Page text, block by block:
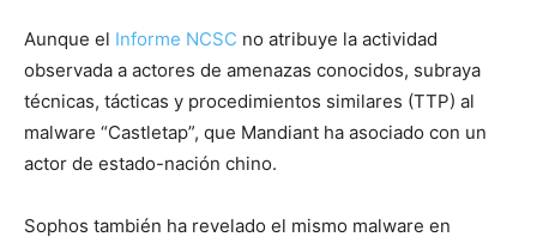
Aunque el Informe NCSC no atribuye la actividad
observada a actores de amenazas conocidos, subraya
técnicas, tácticas y procedimientos similares (TTP) al
malware “Castletap”, que Mandiant ha asociado con un
actor de estado-nación chino.
Sophos también ha revelado el mismo malware en